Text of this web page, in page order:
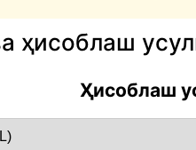
ҳисоблаш
Ҳисоблаш